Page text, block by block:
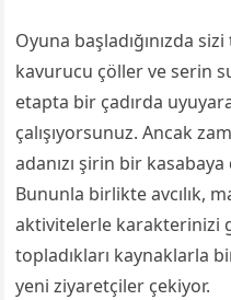
Oyuna başladığınızda
kavurucu çöller ve serin
etapta bir çadırda
çalışıyorsunuz. Ancak
adanızı şirin bir
Bununla birlikte avcılık,
aktivitelerle karakterinizi
topladıkları kaynaklarla
yeni ziyaretçiler çekiyor.